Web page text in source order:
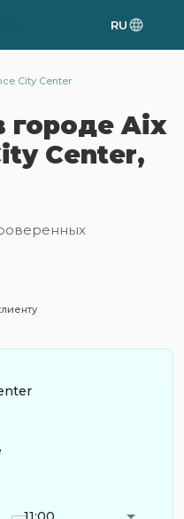
RU
City Center
городе Aix
Center,